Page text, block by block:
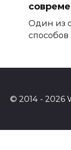
Один из
© 2014 - 2026